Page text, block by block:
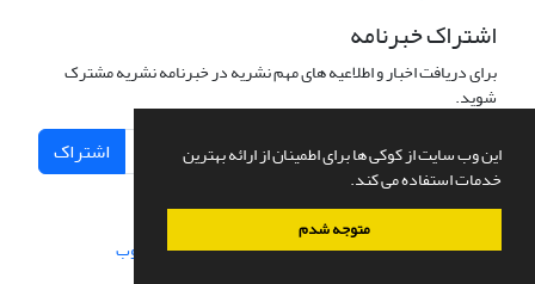
این وب سایت از کوکی ها برای اطمینان از ارائه بهترین
خدمات استفاده می کند.
متوجه شدم
اشتراک خبرنامه
برای دریافت اخبار و اطلاعیه های مهم نشریه در خبرنامه نشریه مشترک
شوید.
اشتراک
سامانه مدیریت نشریات علمی.طراحی و پیاده سازی از سیناوب